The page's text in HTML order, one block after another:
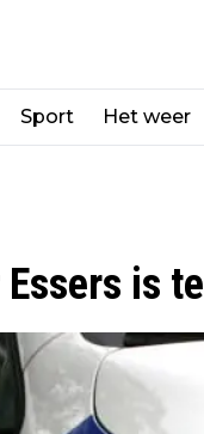
Sport Het weer
is